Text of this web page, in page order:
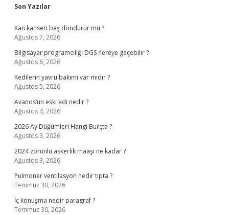
Sidebar
Son Yazılar
Kan kanseri baş döndürür mü ?
Ağustos 7, 2026
Bilgisayar programcılığı DGS nereye geçebilir ?
Ağustos 6, 2026
Kedilerin yavru bakımı var mıdır ?
Ağustos 5, 2026
Avanos’un eski adı nedir ?
Ağustos 4, 2026
2026 Ay Düğümleri Hangi Burçta ?
Ağustos 3, 2026
2024 zorunlu askerlik maaşı ne kadar ?
Ağustos 3, 2026
Pulmoner ventilasyon nedir tıpta ?
Temmuz 30, 2026
İç konuşma nedir paragraf ?
Temmuz 30, 2026